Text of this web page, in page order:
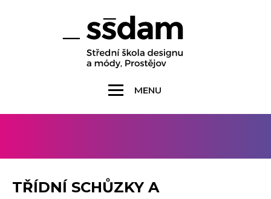
MENU
TŘÍDNÍ SCHŮZKY A